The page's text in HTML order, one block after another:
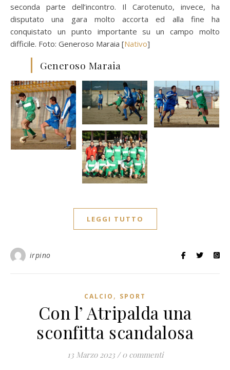
seconda parte dell’incontro. Il Carotenuto, invece, ha
disputato una gara molto accorta ed alla fine ha
conquistato un punto importante su un campo molto
difficile. Foto: Generoso Maraia [Nativo]
Generoso Maraia
LEGGI TUTTO
irpino
CALCIO , SPORT
Con l’ Atripalda una
sconfitta scandalosa
13 Marzo 2023 / 0 commenti